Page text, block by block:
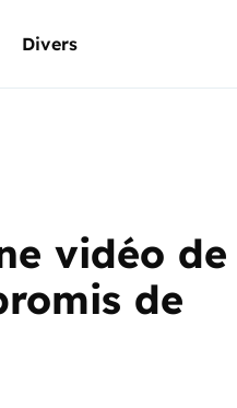
Divers
vidéo de
de